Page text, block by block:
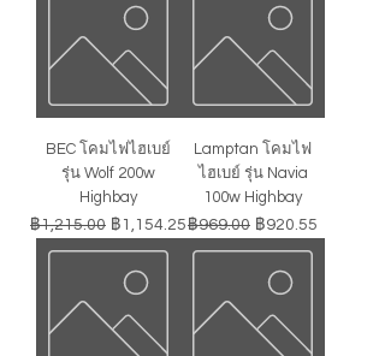
BEC โคมไฟไฮเบย์
รุ่น Wolf 200w
Highbay
ราคาปกติ
฿1,215.00 ราคาขายลด
฿1,154.25
Lamptan โคมไฟ
ไฮเบย์ รุ่น Navia
100w Highbay
ราคาปกติ
฿969.00 ราคาขายลด
฿920.55